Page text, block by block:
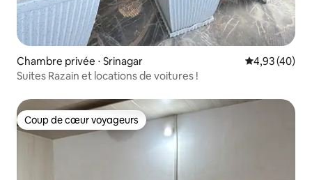
Chambre privée ⋅ Srinagar Évaluation
4,93 (40)
Suites Razain et locations de voitures !
Coup de cœur voyageurs
Coup de cœur voyageurs